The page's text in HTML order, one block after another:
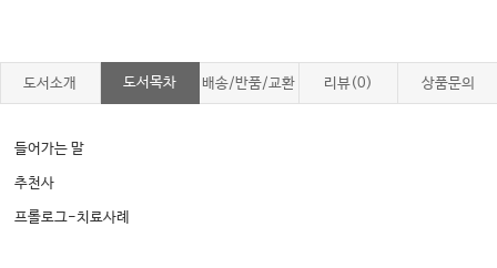
도서소개 도서목차 배송/반품/교환 리뷰(0) 상품문의
들어가는 말
추천사
프롤로그-치료사례